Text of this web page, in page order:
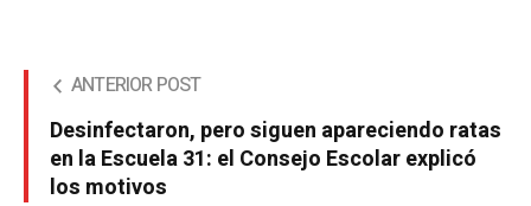
ANTERIOR POST
Desinfectaron, pero siguen apareciendo ratas
en la Escuela 31: el Consejo Escolar explicó
los motivos